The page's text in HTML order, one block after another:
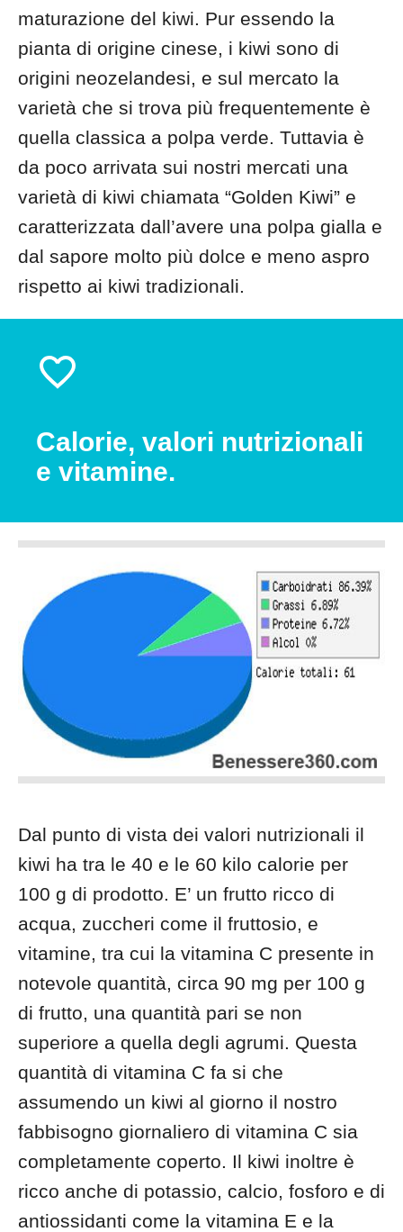
maturazione del kiwi. Pur essendo la
pianta di origine cinese, i kiwi sono di
origini neozelandesi, e sul mercato la
varietà che si trova più frequentemente è
quella classica a polpa verde. Tuttavia è
da poco arrivata sui nostri mercati una
varietà di kiwi chiamata “Golden Kiwi” e
caratterizzata dall’avere una polpa gialla e
dal sapore molto più dolce e meno aspro
rispetto ai kiwi tradizionali.
Calorie, valori nutrizionali
e vitamine.
Dal punto di vista dei valori nutrizionali il
kiwi ha tra le 40 e le 60 kilo calorie per
100 g di prodotto. E’ un frutto ricco di
acqua, zuccheri come il fruttosio, e
vitamine, tra cui la vitamina C presente in
notevole quantità, circa 90 mg per 100 g
di frutto, una quantità pari se non
superiore a quella degli agrumi. Questa
quantità di vitamina C fa si che
assumendo un kiwi al giorno il nostro
fabbisogno giornaliero di vitamina C sia
completamente coperto. Il kiwi inoltre è
ricco anche di potassio, calcio, fosforo e di
antiossidanti come la vitamina E e la